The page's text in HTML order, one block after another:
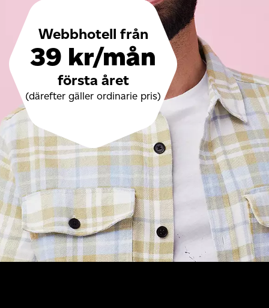
Webbhotell från
39 kr/mån
första året
(därefter gäller ordinarie pris)